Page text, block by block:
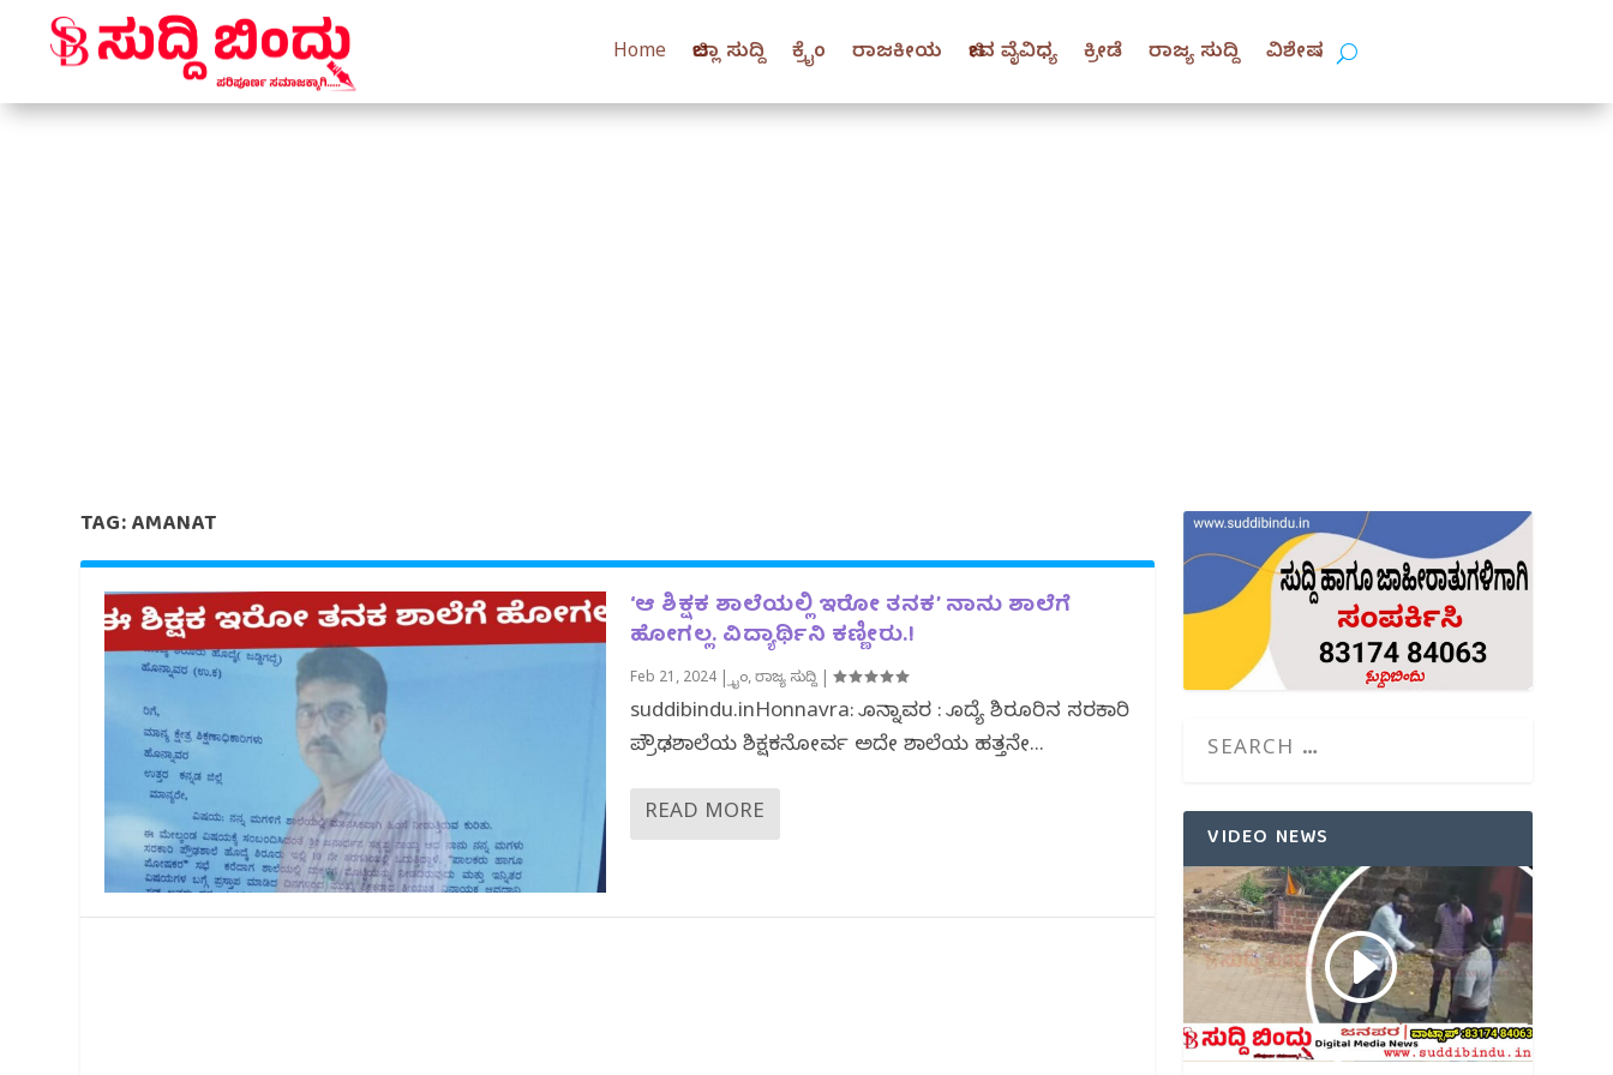
Home ಜಿಲ್ಲಾ ಸುದ್ದಿ ಕ್ರೈಂ ರಾಜಕೀಯ ಜೀವ ವೈವಿಧ್ಯ ಕ್ರೀಡೆ ರಾಜ್ಯ ಸುದ್ದಿ ವಿಶೇಷ
TAG:AMANAT
‘ಆ ಶಿಕ್ಷಕ‌ ಶಾಲೆಯಲ್ಲಿ ಇರೋ ತನಕ‌’ ನಾನು ಶಾಲೆಗೆ
ಹೋಗಲ್ಲ. ವಿದ್ಯಾರ್ಥಿನಿ ಕಣ್ಣೀರು.!
Feb 21, 2024|ಕ್ರೈಂ,ರಾಜ್ಯ ಸುದ್ದಿ|
suddibindu.inHonnavra: ಹೊನ್ನಾವರ : ಹೊದ್ಯೆ ಶಿರೂರಿನ ಸರಕಾರಿ
ಪ್ರೌಢಶಾಲೆಯ ಶಿಕ್ಷಕನೋರ್ವ‌‌ ಅದೇ ಶಾಲೆಯ ಹತ್ತನೇ‌...
READ MORE
VIDEO NEWS